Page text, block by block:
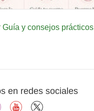
y consejos prácticos
en redes sociales
instagramyoutube